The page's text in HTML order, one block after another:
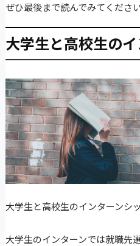
ぜひ最後まで読んでみてください
大学生と高校生の
大学生と高校生のインターンシ
大学生のインターンでは就職先